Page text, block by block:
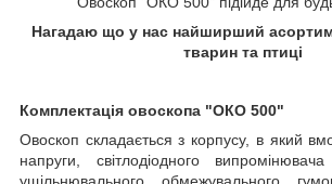
Нагадаю що у нас найширший
тварин та птиці
Комплектація овоскопа "ОКО 500"
Овоскоп складається з корпусу, в який
напруги, світлодіодного
ущільнювального обмежувального